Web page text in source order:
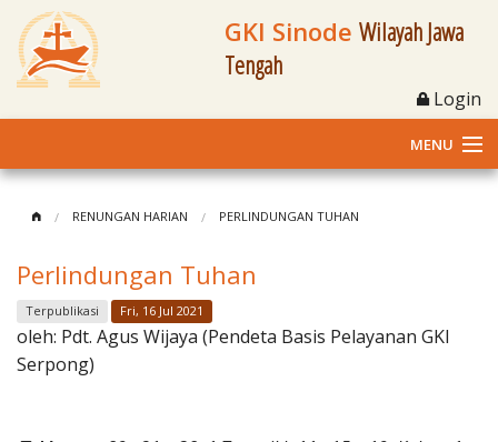
GKI Sinode Wilayah Jawa
Tengah
Login
MENU
Klasis dan Jemaat
Berita Kegiatan
RENUNGAN HARIAN PERLINDUNGAN TUHAN
Perlindungan Tuhan
Terpublikasi Fri, 16 Jul 2021
oleh: Pdt. Agus Wijaya (Pendeta Basis Pelayanan GKI
Serpong)